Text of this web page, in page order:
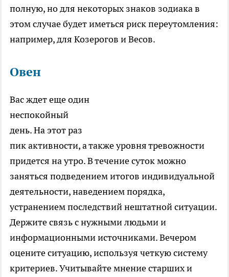
полную, но для некоторых знаков зодиака в
этом случае будет иметься риск переутомления:
например, для Козерогов и Весов.
Овен
Вас ждет еще один
неспокойный
день. На этот раз
пик активности, а также уровня тревожности
придется на утро. В течение суток можно
заняться подведением итогов индивидуальной
деятельности, наведением порядка,
устранением последствий нештатной ситуации.
Держите связь с нужными людьми и
информационными источниками. Вечером
оцените ситуацию, используя четкую систему
критериев. Учитывайте мнение старших и